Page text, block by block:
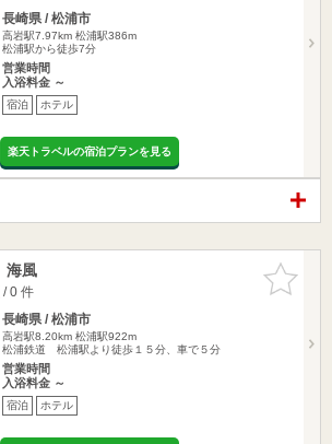
長崎県 / 松浦市
高岩駅7.97km 松浦駅386m
松浦駅から徒歩7分
営業時間
入浴料金 ～
宿泊 ホテル
楽天トラベルの宿泊プランを見る
お気に入
りに追加
海風
/ 0 件
長崎県 / 松浦市
高岩駅8.20km 松浦駅922m
松浦鉄道 松浦駅より徒歩１５分、車で５分
営業時間
入浴料金 ～
宿泊 ホテル